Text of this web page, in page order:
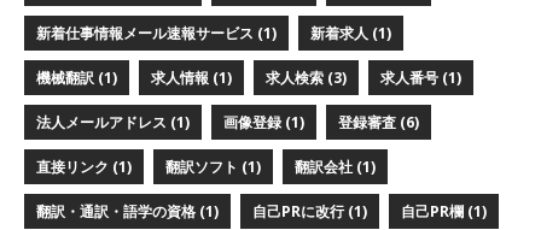
新着仕事情報メール速報サービス (1) 新着求人 (1)
機械翻訳 (1) 求人情報 (1) 求人検索 (3) 求人番号 (1)
法人メールアドレス (1) 画像登録 (1) 登録審査 (6)
直接リンク (1) 翻訳ソフト (1) 翻訳会社 (1)
翻訳・通訳・語学の資格 (1) 自己PRに改行 (1) 自己PR欄 (1)